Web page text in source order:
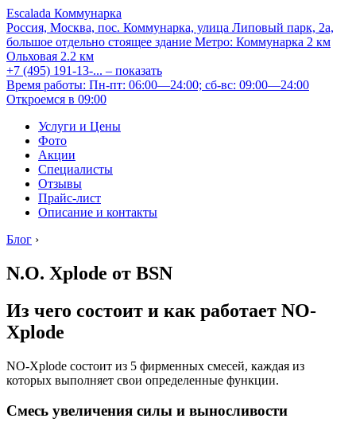
Escalada Коммунарка
Россия, Москва, пос. Коммунарка, улица Липовый парк, 2а,
большое отдельно стоящее здание Метро: Коммунарка 2 км
Ольховая 2.2 км
+7 (495) 191-13-... – показать
Время работы: Пн-пт: 06:00—24:00; сб-вс: 09:00—24:00
Откроемся в 09:00
Услуги и Цены
Фото
Акции
Специалисты
Отзывы
Прайс-лист
Описание и контакты
Блог ›
N.O. Xplode от BSN
Из чего состоит и как работает NO-
Xplode
NO-Xplode состоит из 5 фирменных смесей, каждая из
которых выполняет свои определенные функции.
Смесь увеличения силы и выносливости